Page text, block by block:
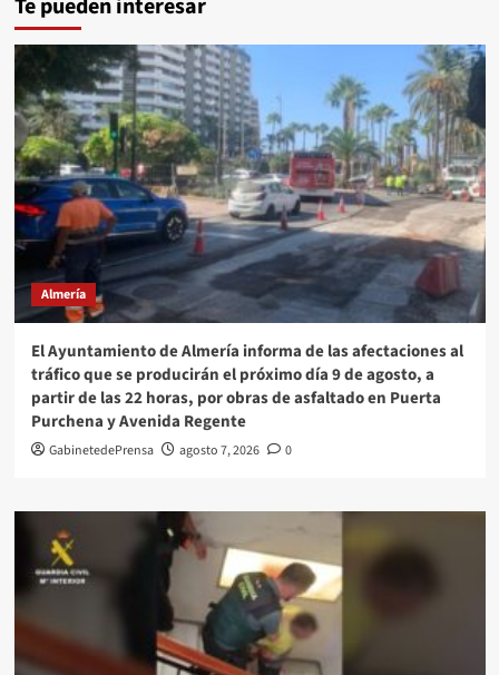
Te pueden interesar
Almería
El Ayuntamiento de Almería informa de las afectaciones al
tráfico que se producirán el próximo día 9 de agosto, a
partir de las 22 horas, por obras de asfaltado en Puerta
Purchena y Avenida Regente
GabinetedePrensa agosto 7, 2026 0